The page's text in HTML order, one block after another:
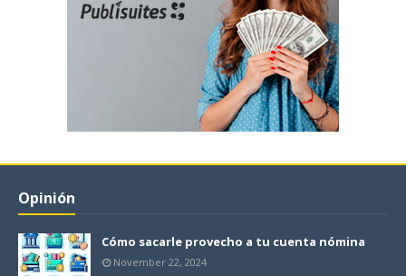
Opinión
Cómo sacarle provecho a tu cuenta nómina
November 22, 2024